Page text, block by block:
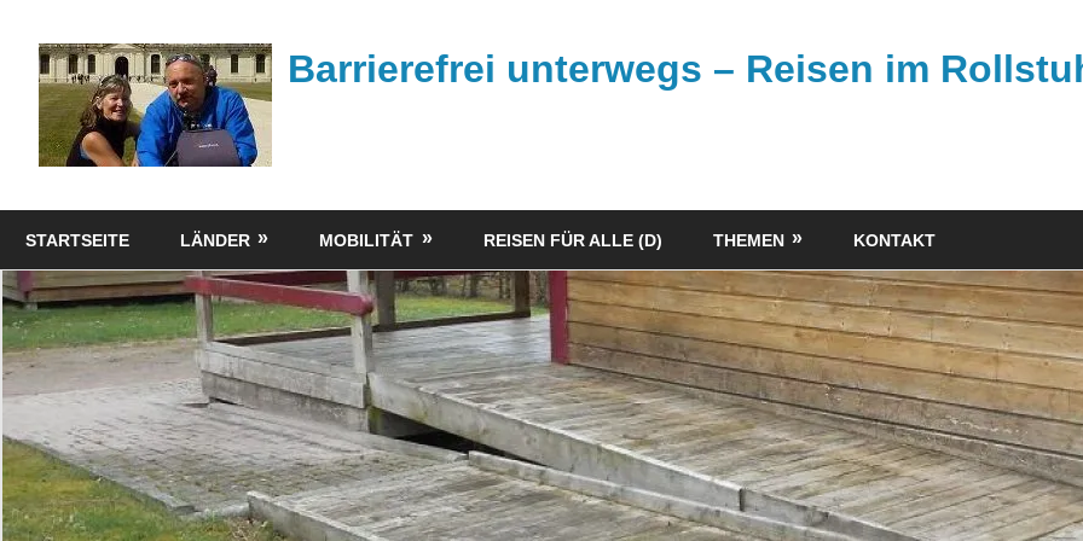
Inhalt
springen
Barrierefrei unterwegs – Reisen im
barrierefreien
Reisen
mit
dem
Rollstuhl
STARTSEITE LÄNDER MOBILITÄT REISEN FÜR ALLE (D) THEMEN KONTAKT